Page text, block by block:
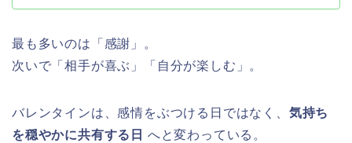
最も多いのは「感謝」。
次いで「相手が喜ぶ」「自分が楽しむ」。
バレンタインは、感情をぶつける日ではなく、 気持ち
を穏やかに共有する日 へと変わっている。